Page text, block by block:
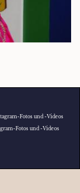
Fotos und -Videos
Fotos und -Videos